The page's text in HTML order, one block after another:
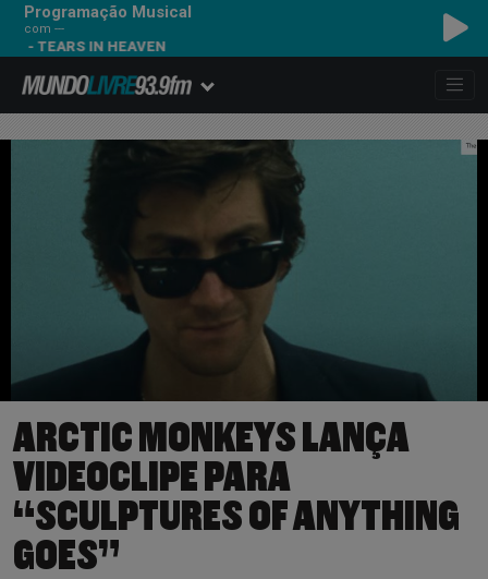
Programação Musical
com ---
IN HEAVEN
ARCTIC MONKEYS LANÇA
VIDEOCLIPE PARA
“SCULPTURES OF ANYTHING
GOES”